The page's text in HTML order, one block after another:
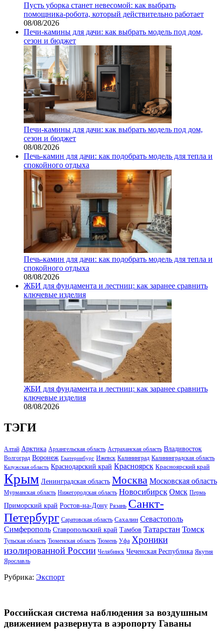
Пусть уборка станет невесомой: как выбрать
помощника‑робота, который действительно работает
08/08/2026
Печи-камины для дачи: как выбрать модель под дом,
сезон и бюджет
Печи-камины для дачи: как выбрать модель под дом,
сезон и бюджет
08/08/2026
Печь-камин для дачи: как подобрать модель для тепла и
спокойного отдыха
Печь-камин для дачи: как подобрать модель для тепла и
спокойного отдыха
08/08/2026
ЖБИ для фундамента и лестниц: как заранее сравнить
ключевые изделия
ЖБИ для фундамента и лестниц: как заранее сравнить
ключевые изделия
08/08/2026
ТЭГИ
Алтай Арктика Архангельская область Астраханская область Владивосток
Волгоград Воронеж Екатеринбург Ижевск Калининград Калининградская область
Калужская область Краснодарский край Красноярск Красноярский край
Крым Ленинградская область Москва Московская область
Мурманская область Нижегородская область Новосибирск Омск Пермь
Приморский край Ростов-на-Дону Рязань Санкт-
Петербург Саратовская область Сахалин Севастополь
Симферополь Ставропольский край Тамбов Татарстан Томск
Тульская область Тюменская область Тюмень Уфа Хроники
изолированной России Челябинск Чеченская Республика Якутия
Ярославль
Рубрика: Экспорт
Российская система наблюдения за воздушным
движением развернута в аэропорту Гаваны